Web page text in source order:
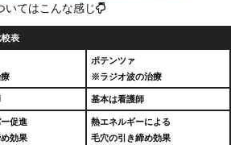
いてはこんな感じ
較表
ポテンツァ
※ラジオ波の治療
基本は看護師
促進
効果
熱エネルギーによる
毛穴の引き締め効果